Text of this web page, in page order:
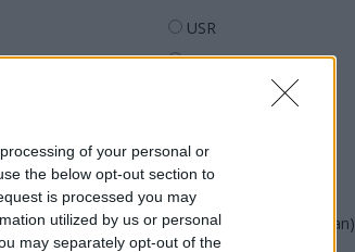
of your personal or
the below opt-out section to
is processed you may
utilized by us or personal
may separately opt-out of the
decisă
făcute.
USR
PNL
UDMR
PMP (Tomac)
Forța Dreptei (L. Orban)